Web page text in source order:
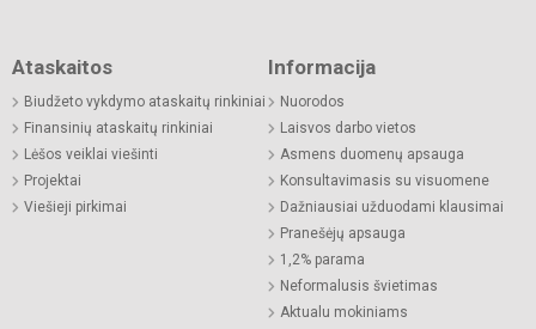
Ataskaitos
Biudžeto vykdymo ataskaitų rinkiniai
Finansinių ataskaitų rinkiniai
Lėšos veiklai viešinti
Projektai
Viešieji pirkimai
Informacija
Nuorodos
Laisvos darbo vietos
Asmens duomenų apsauga
Konsultavimasis su visuomene
Dažniausiai užduodami klausimai
Pranešėjų apsauga
1,2% parama
Neformalusis švietimas
Aktualu mokiniams